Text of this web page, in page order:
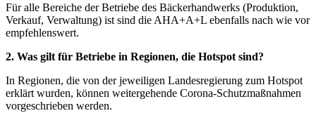
Für alle Bereiche der Betriebe des Bäckerhandwerks (Produktion,
Verkauf, Verwaltung) ist sind die AHA+A+L ebenfalls nach wie vor
empfehlenswert.
2. Was gilt für Betriebe in Regionen, die Hotspot sind?
In Regionen, die von der jeweiligen Landesregierung zum Hotspot
erklärt wurden, können weitergehende Corona-Schutzmaßnahmen
vorgeschrieben werden.